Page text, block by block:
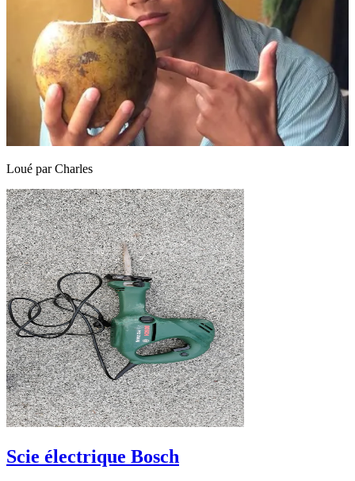
Loué parCharles
Scie électrique Bosch